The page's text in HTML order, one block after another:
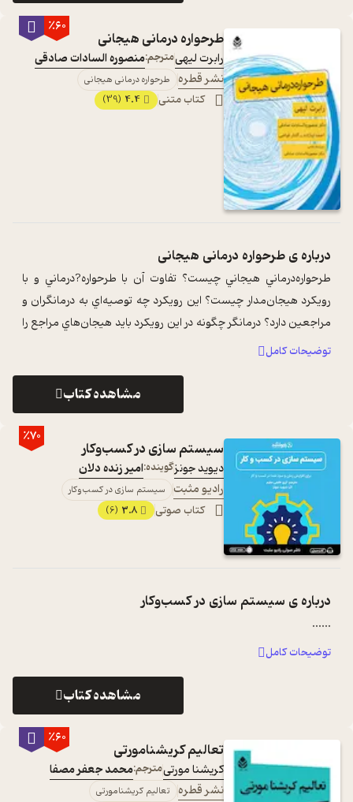
٪60
طرحواره درمانی هیجانی
رابرت لیهیمترجم:منصوره السادات صادقی
نشر قطره
طرحواره درمانی هیجانی
کتاب متنی 4.4
(39)
درباره یطرحواره درمانی هیجانی
طرحواره‌درماني هيجاني چيست؟ تفاوت آن با طرحواره‌?درماني و با
رويکرد هيجان‌مدار چيست؟ اين رويکرد چه توصيه‌اي به درمانگران و
مراجعين دارد؟ درمانگر چگونه در اين رويکرد بايد هيجان‌هاي مراجع را
ببيند؟ درما ... ...توضیحات کامل
مشاهده کتاب
٪70
سیستم سازی در کسب‌وکار
دیوید جونزگوینده:امیر زنده دلان
رادیو مثبت
سیستم سازی در کسب‌وکار
کتاب صوتی 3.8
(6)
درباره ی سیستم سازی در کسب‌وکار
...
...
توضیحات کامل
مشاهده کتاب
٪60
تعالیم کریشنامورتی
کریشنا مورتیمترجم:محمد جعفر مصفا
نشر قطره
تعالیم کریشنامورتی